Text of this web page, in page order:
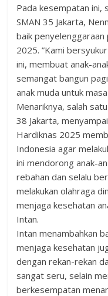
Pada kesempatan ini,
SMAN 35 Jakarta,
baik penyelenggaraan
2025. ”Kami
ini, membuat anak-
semangat bangun
anak muda untuk
Menariknya, salah
38 Jakarta,
Hardiknas 2025
Indonesia agar
ini mendorong anak-
rebahan dan selalu
melakukan olahraga
menjaga kesehatan
Intan.
Intan menambahkan
menjaga kesehatan
dengan rekan-rekan
sangat seru, selain
berkesempatan